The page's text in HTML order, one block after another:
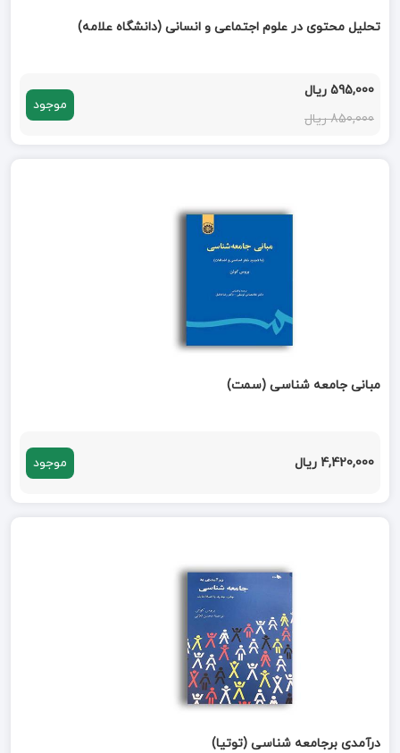
تحلیل محتوی در علوم اجتماعی و انسانی (دانشگاه علامه)
595,000 ریال
850,000 ریال
موجود
مبانی جامعه شناسی (سمت)
4,420,000 ریال موجود
درآمدی برجامعه شناسی (توتیا)